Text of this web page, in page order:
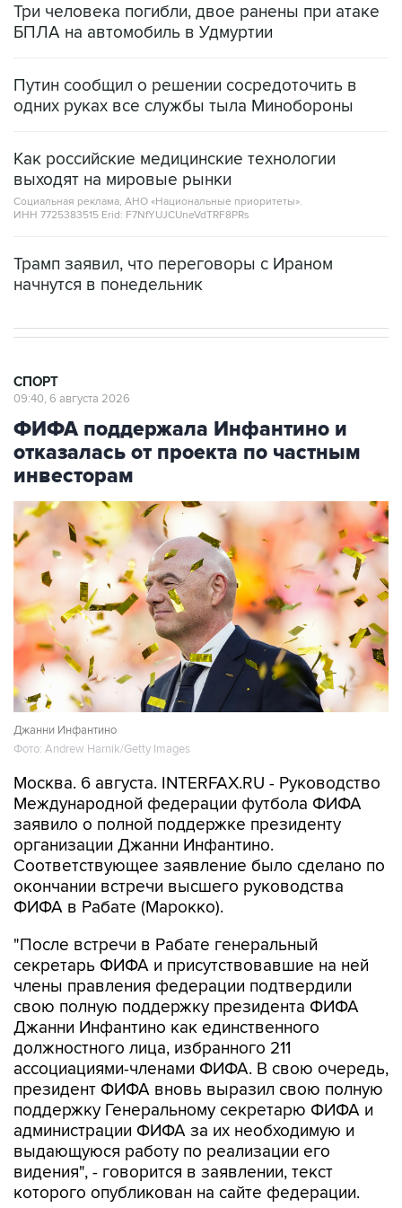
Три человека погибли, двое ранены при атаке
БПЛА на автомобиль в Удмуртии
Путин сообщил о решении сосредоточить в
одних руках все службы тыла Минобороны
Как российские медицинские технологии
выходят на мировые рынки
Социальная реклама, АНО «Национальные приоритеты».
ИНН 7725383515 Erid: F7NfYUJCUneVdTRF8PRs
Трамп заявил, что переговоры с Ираном
начнутся в понедельник
СПОРТ
09:40, 6 августа 2026
ФИФА поддержала Инфантино и
отказалась от проекта по частным
инвесторам
Джанни Инфантино
Фото: Andrew Harnik/Getty Images
Москва. 6 августа. INTERFAX.RU - Руководство
Международной федерации футбола ФИФА
заявило о полной поддержке президенту
организации Джанни Инфантино.
Соответствующее заявление было сделано по
окончании встречи высшего руководства
ФИФА в Рабате (Марокко).
"После встречи в Рабате генеральный
секретарь ФИФА и присутствовавшие на ней
члены правления федерации подтвердили
свою полную поддержку президента ФИФА
Джанни Инфантино как единственного
должностного лица, избранного 211
ассоциациями-членами ФИФА. В свою очередь,
президент ФИФА вновь выразил свою полную
поддержку Генеральному секретарю ФИФА и
администрации ФИФА за их необходимую и
выдающуюся работу по реализации его
видения", - говорится в заявлении, текст
которого опубликован на сайте федерации.